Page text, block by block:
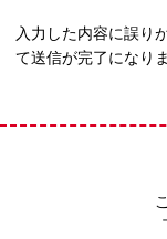
入力した内容に誤り
て送信が完了になりま